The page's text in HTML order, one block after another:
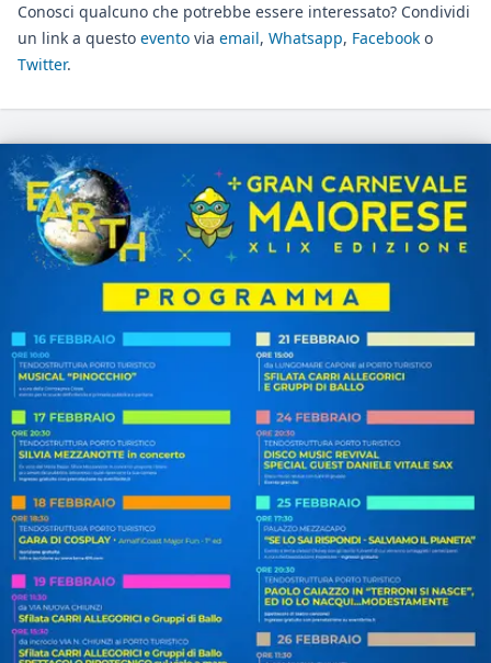
Conosci qualcuno che potrebbe essere interessato? Condividi
un link a questo evento via email, Whatsapp, Facebook o
Twitter.